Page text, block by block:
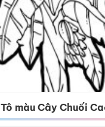
Tô màu Cây Chuối